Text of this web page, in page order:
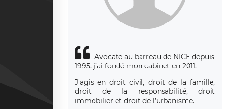
Avocate au barreau de NICE depuis
1995, j’ai fondé mon cabinet en 2011.
J'agis en droit civil, droit de la famille,
droit de la responsabilité, droit
immobilier et droit de l’urbanisme.